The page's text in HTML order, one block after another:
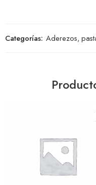
Categorías: Aderezos,